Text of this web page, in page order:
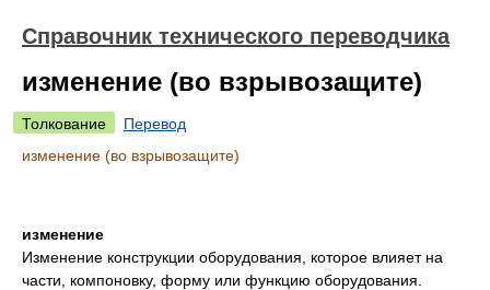
Справочник технического переводчика
изменение (во взрывозащите)
Толкование
Перевод
изменение (во взрывозащите)
изменение
Изменение конструкции оборудования, которое влияет на
части, компоновку, форму или функцию оборудования.